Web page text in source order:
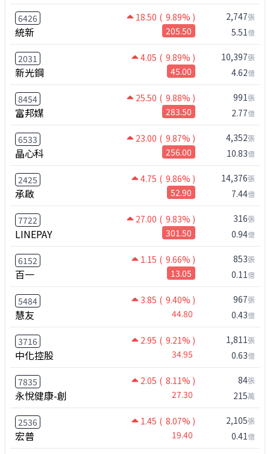
6426 18.50 ( 9.89% )
統新 205.50
2,747張
5.51億
2031 4.05 ( 9.89% )
新光鋼 45.00
10,397張
4.62億
8454 25.50 ( 9.88% )
富邦媒 283.50
991張
2.77億
6533 23.00 ( 9.87% )
晶心科 256.00
4,352張
10.83億
2425 4.75 ( 9.86% )
承啟 52.90
14,376張
7.44億
7722 27.00 ( 9.83% )
LINEPAY 301.50
316張
0.94億
6152 1.15 ( 9.66% )
百一 13.05
853張
0.11億
5484 3.85 ( 9.40% )
慧友 44.80
967張
0.43億
3716 2.95 ( 9.21% )
中化控股 34.95
1,811張
0.63億
7835 2.05 ( 8.11% )
永悅健康-創 27.30
84張
215萬
2536 1.45 ( 8.07% )
宏普 19.40
2,105張
0.41億